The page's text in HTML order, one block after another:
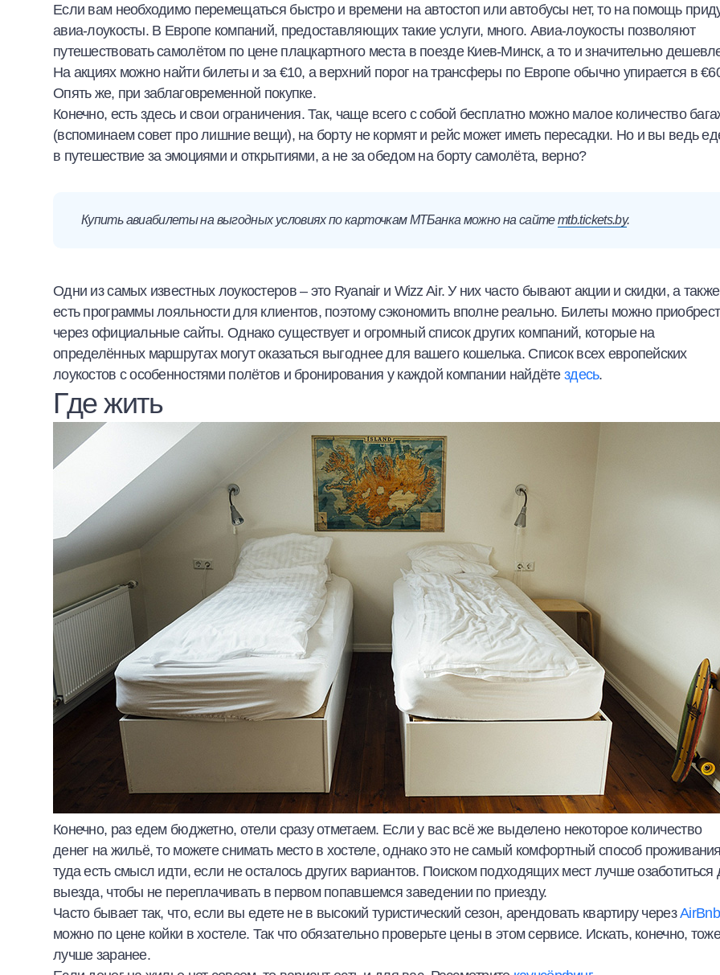
Если вам необходимо перемещаться быстро и времени на автостоп или автобусы нет, то на помощь
авиа-лоукосты. В Европе компаний, предоставляющих такие услуги, много. Авиа-лоукосты позволяют
путешествовать самолётом по цене плацкартного места в поезде Киев-Минск, а то и значительно
На акциях можно найти билеты и за €10, а верхний порог на трансферы по Европе обычно упирается в
Опять же, при заблаговременной покупке.
Конечно, есть здесь и свои ограничения. Так, чаще всего с собой бесплатно можно малое количество
(вспоминаем совет про лишние вещи), на борту не кормят и рейс может иметь пересадки. Но и вы ведь
в путешествие за эмоциями и открытиями, а не за обедом на борту самолёта, верно?
Купить авиабилеты на выгодных условиях по карточкам МТБанка можно на сайтеmtb.tickets.by.
Одни из самых известных лоукостеров – это Ryanair и Wizz Air. У них часто бывают акции и скидки, а также
есть программы лояльности для клиентов, поэтому сэкономить вполне реально. Билеты можно
через официальные сайты. Однако существует и огромный список других компаний, которые на
определённых маршрутах могут оказаться выгоднее для вашего кошелька. Список всех европейских
лоукостов с особенностями полётов и бронирования у каждой компании найдётездесь.
Где жить
Конечно, раз едем бюджетно, отели сразу отметаем. Если у вас всё же выделено некоторое количество
денег на жильё, то можете снимать место в хостеле, однако это не самый комфортный способ
туда есть смысл идти, если не осталось других вариантов. Поиском подходящих мест лучше озаботиться
выезда, чтобы не переплачивать в первом попавшемся заведении по приезду.
Часто бывает так, что, если вы едете не в высокий туристический сезон, арендовать квартиру черезAirBnb
можно по цене койки в хостеле. Так что обязательно проверьте цены в этом сервисе. Искать, конечно, тоже
лучше заранее.